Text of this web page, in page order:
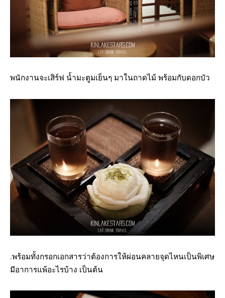
พนักงานจะเสิร์ฟ น้ำมะตูมเย็นๆ มาในถาดไม้ พร้อมกับดอกบัว
.พร้อมทั้งกรอกเอกสารว่าต้องการให้ผ่อนคลายจุดไหนเป็นพิเศษ
มีอาการแพ้อะไรบ้าง เป็นต้น